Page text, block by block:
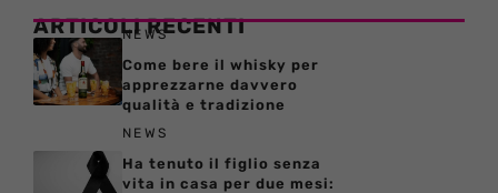
ARTICOLI RECENTI
NEWS
Come bere il whisky per
apprezzarne davvero
qualità e tradizione
NEWS
Ha tenuto il figlio senza
vita in casa per due mesi: